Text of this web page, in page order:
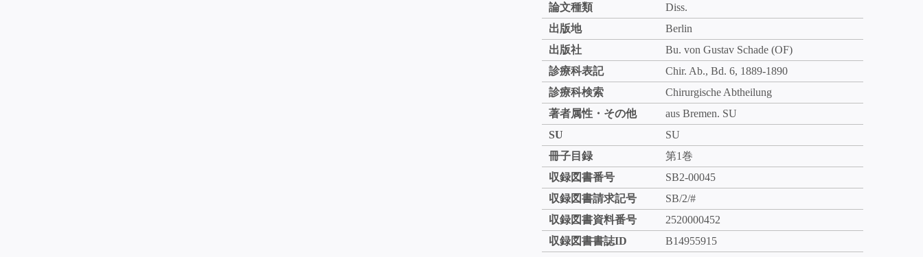
論文種類
Diss.
出版地
Berlin
出版社
Bu. von Gustav Schade (OF)
診療科表記
Chir. Ab., Bd. 6, 1889-1890
診療科検索
Chirurgische Abtheilung
著者属性・その他
aus Bremen. SU
SU
SU
冊子目録
第1巻
収録図書番号
SB2-00045
収録図書請求記号
SB/2/#
収録図書資料番号
2520000452
収録図書書誌ID
B14955915